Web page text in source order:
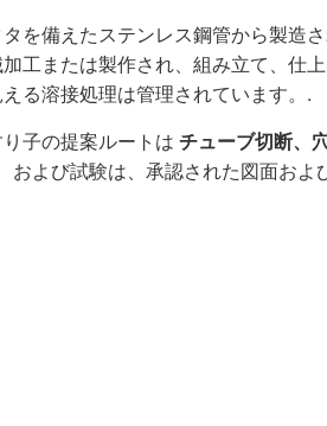
を備えたステンレス鋼管から製造
工または製作され、組み立て、仕
る溶接処理は管理されています。.
子の提案ルートは チューブ切断、
および試験は、承認された図面お